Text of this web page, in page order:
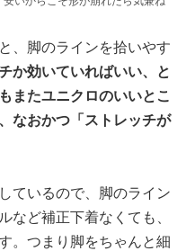
、脚のラインを拾いやす
か効いていればいい、と
またユニクロのいいとこ
なおかつ「ストレッチが
ているので、脚のライン
など補正下着なくても、
。つまり脚をちゃんと細